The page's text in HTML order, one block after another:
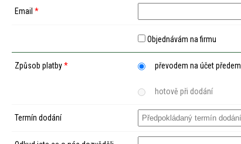
Email *
Objednávám na firmu
Způsob platby* převodem na účet předem
hotově při dodání
Termín dodání